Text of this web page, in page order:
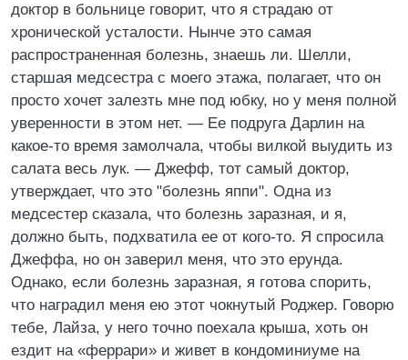
доктор в больнице говорит, что я страдаю от
хронической усталости. Нынче это самая
распространенная болезнь, знаешь ли. Шелли,
старшая медсестра с моего этажа, полагает, что он
просто хочет залезть мне под юбку, но у меня полной
уверенности в этом нет. — Ее подруга Дарлин на
какое-то время замолчала, чтобы вилкой выудить из
салата весь лук. — Джефф, тот самый доктор,
утверждает, что это "болезнь яппи". Одна из
медсестер сказала, что болезнь заразная, и я,
должно быть, подхватила ее от кого-то. Я спросила
Джеффа, но он заверил меня, что это ерунда.
Однако, если болезнь заразная, я готова спорить,
что наградил меня ею этот чокнутый Роджер. Говорю
тебе, Лайза, у него точно поехала крыша, хоть он
ездит на «феррари» и живет в кондоминиуме на